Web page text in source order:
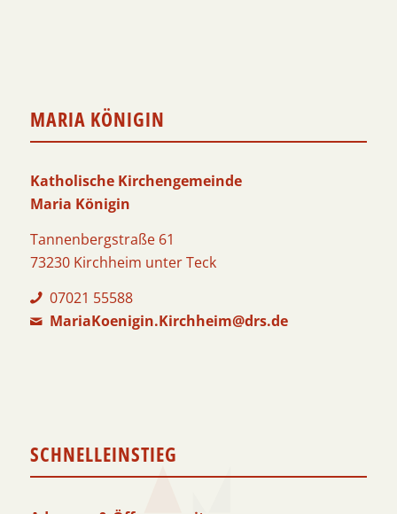
MARIA KÖNIGIN
Katholische Kirchengemeinde
Maria Königin
Tannenbergstraße 61
73230 Kirchheim unter Teck
07021 55588
MariaKoenigin.Kirchheim@drs.de
SCHNELLEINSTIEG